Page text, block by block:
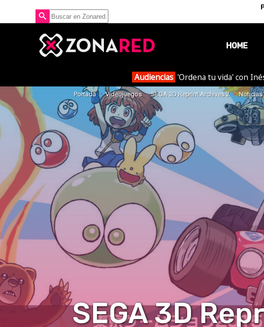
HOME
Audiencias 'Ordena tu vida' con
Portada Videojuegos SEGA 3D Reprint Archives 2 Noticias
SEGA 3D